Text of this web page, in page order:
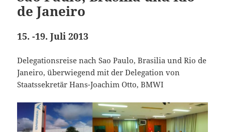
de Janeiro
15. -19. Juli 2013
Delegationsreise nach Sao Paulo, Brasilia und Rio de
Janeiro, überwiegend mit der Delegation von
Staatssekretär Hans-Joachim Otto, BMWI